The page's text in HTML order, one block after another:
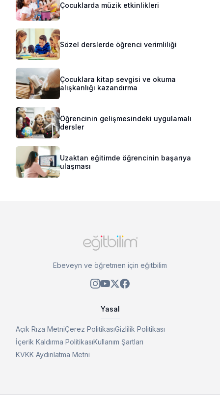
Çocuklarda müzik etkinlikleri
Sözel derslerde öğrenci verimliliği
Çocuklara kitap sevgisi ve okuma
alışkanlığı kazandırma
Öğrencinin gelişmesindeki uygulamalı
dersler
Uzaktan eğitimde öğrencinin başarıya
ulaşması
Ebeveyn ve öğretmen için eğitbilim
Yasal
Açık Rıza MetniÇerez PolitikasıGizlilik Politikası
İçerik Kaldırma PolitikasıKullanım Şartları
KVKK Aydınlatma Metni